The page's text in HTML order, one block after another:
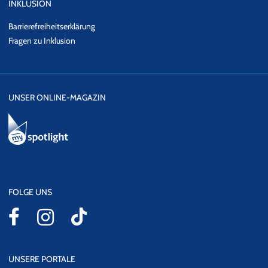
INKLUSION
Barrierefreiheitserklärung
Fragen zu Inklusion
UNSER ONLINE-MAGAZIN
FOLGE UNS
UNSERE PORTALE